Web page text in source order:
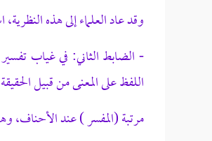
وقد عاد العلماء إلى هذه النظرية،
- الضابط الثاني: في غياب
اللفظ على المعنى من قبيل
مرتبة (المفسر ) عند الأحناف،